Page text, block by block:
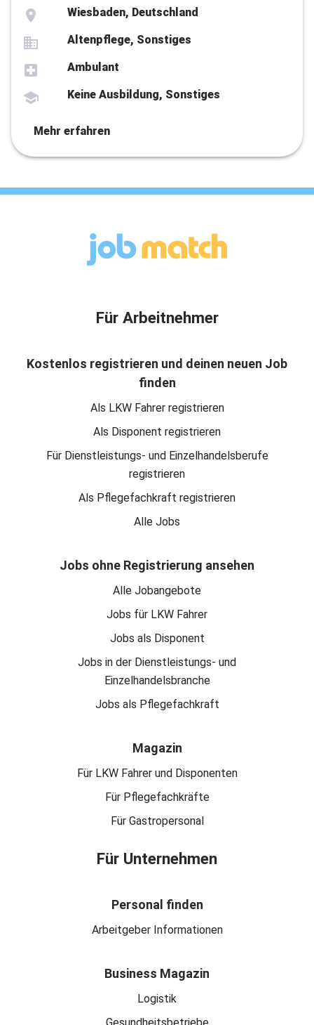
Wiesbaden, Deutschland
Altenpflege, Sonstiges
Ambulant
Keine Ausbildung, Sonstiges
Mehr erfahren
Für Arbeitnehmer
Kostenlos registrieren und deinen neuen Job
finden
Als LKW Fahrer registrieren
Als Disponent registrieren
Für Dienstleistungs- und Einzelhandelsberufe
registrieren
Als Pflegefachkraft registrieren
Alle Jobs
Jobs ohne Registrierung ansehen
Alle Jobangebote
Jobs für LKW Fahrer
Jobs als Disponent
Jobs in der Dienstleistungs- und
Einzelhandelsbranche
Jobs als Pflegefachkraft
Magazin
Für LKW Fahrer und Disponenten
Für Pflegefachkräfte
Für Gastropersonal
Für Unternehmen
Personal finden
Arbeitgeber Informationen
Business Magazin
Logistik